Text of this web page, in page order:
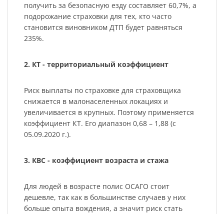
получить за безопасную езду составляет 60,7%, а
подорожание страховки для тех, кто часто
становится виновником ДТП будет равняться
235%.
2. КТ - территориальный коэффициент
Риск выплаты по страховке для страховщика
снижается в малонаселенных локациях и
увеличивается в крупных. Поэтому применяется
коэффициент КТ. Его диапазон 0,68 – 1,88 (с
05.09.2020 г.).
3. КВС - коэффициент возраста и стажа
Для людей в возрасте полис ОСАГО стоит
дешевле, так как в большинстве случаев у них
больше опыта вождения, а значит риск стать